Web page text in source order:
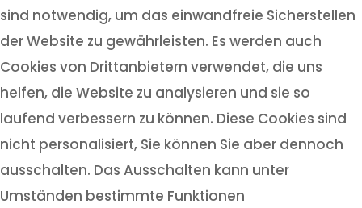
sind notwendig, um das einwandfreie Sicherstellen
der Website zu gewährleisten. Es werden auch
Cookies von Drittanbietern verwendet, die uns
helfen, die Website zu analysieren und sie so
laufend verbessern zu können. Diese Cookies sind
nicht personalisiert, Sie können Sie aber dennoch
ausschalten. Das Ausschalten kann unter
Umständen bestimmte Funktionen